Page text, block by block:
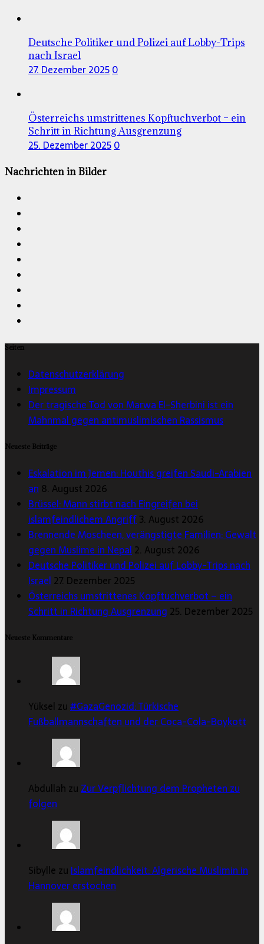
Deutsche Politiker und Polizei auf Lobby-Trips
nach Israel
27. Dezember 20250
Österreichs umstrittenes Kopftuchverbot – ein
Schritt in Richtung Ausgrenzung
25. Dezember 20250
Nachrichten in Bilder
Seiten
Datenschutzerklärung
Impressum
Der tragische Tod von Marwa El-Sherbini ist ein
Mahnmal gegen antimuslimischen Rassismus
Neueste Beiträge
Eskalation im Jemen: Houthis greifen Saudi-Arabien
an8. August 2026
Brüssel: Mann stirbt nach Eingreifen bei
islamfeindlichem Angriff3. August 2026
Brennende Moscheen, verängstigte Familien: Gewalt
gegen Muslime in Nepal2. August 2026
Deutsche Politiker und Polizei auf Lobby-Trips nach
Israel27. Dezember 2025
Österreichs umstrittenes Kopftuchverbot – ein
Schritt in Richtung Ausgrenzung 25. Dezember 2025
Neueste Kommentare
Yüksel zu#GazaGenozid: Türkische
Fußballmannschaften und der Coca-Cola-Boykott
Abdullah zu Zur Verpflichtung dem Propheten zu
folgen
Sibylle zu Islamfeindlichkeit: Algerische Muslimin in
Hannover erstochen